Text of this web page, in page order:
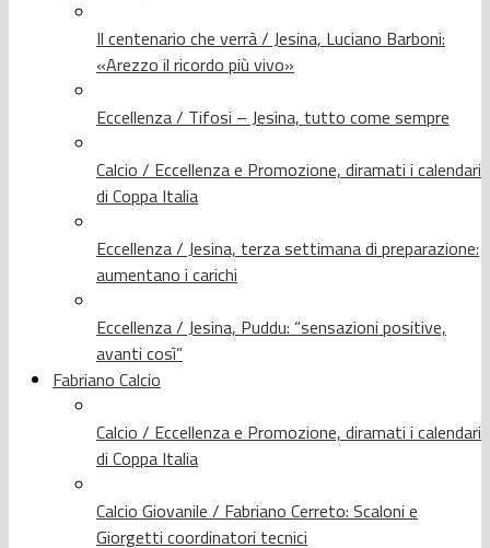
Il centenario che verrà / Jesina, Luciano Barboni:
«Arezzo il ricordo più vivo»
Eccellenza / Tifosi – Jesina, tutto come sempre
Calcio / Eccellenza e Promozione, diramati i calendari
di Coppa Italia
Eccellenza / Jesina, terza settimana di preparazione:
aumentano i carichi
Eccellenza / Jesina, Puddu: “sensazioni positive,
avanti così”
Fabriano Calcio
Calcio / Eccellenza e Promozione, diramati i calendari
di Coppa Italia
Calcio Giovanile / Fabriano Cerreto: Scaloni e
Giorgetti coordinatori tecnici